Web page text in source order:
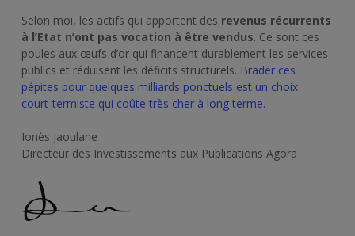
Selon moi, les actifs qui apportent des revenus récurrents
à l’Etat n’ont pas vocation à être vendus. Ce sont ces
poules aux œufs d’or qui financent durablement les services
publics et réduisent les déficits structurels. Brader ces
pépites pour quelques milliards ponctuels est un choix
court‑termiste qui coûte très cher à long terme.
Ionès Jaoulane
Directeur des Investissements aux Publications Agora